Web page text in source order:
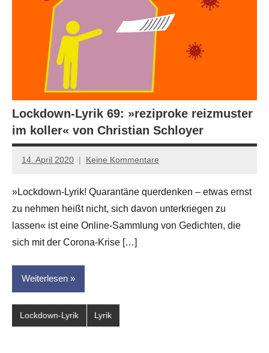
Lockdown-Lyrik 69: »reziproke reizmuster
im koller« von Christian Schloyer
14. April 2020
Anton
Leitner
Keine Kommentare
»Lockdown-Lyrik! Quarantäne querdenken – etwas ernst
zu nehmen heißt nicht, sich davon unterkriegen zu
lassen« ist eine Online-Sammlung von Gedichten, die
sich mit der Corona-Krise […]
Weiterlesen
Lockdown-Lyrik Lyrik